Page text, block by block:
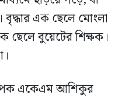
এক ছেলে মোংলা
ছেলে বুয়েটের শিক্ষক।
একেএম আশিকুর